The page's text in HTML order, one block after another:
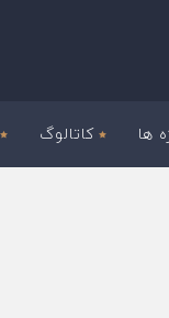
ها کاتالوگ